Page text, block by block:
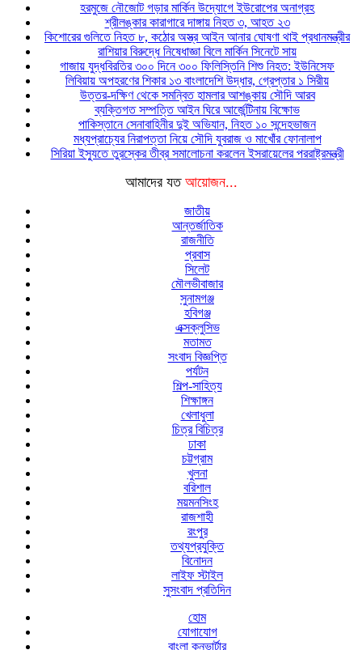
হরমুজে নৌজোট গড়ার মার্কিন উদ্যোগে ইউরোপের অনাগ্রহ
শ্রীলঙ্কার কারাগারে দাঙ্গায় নিহত ৩, আহত ২৩
কিশোরের গুলিতে নিহত ৮, কঠোর অস্ত্র আইন আনার ঘোষণা থাই প্রধানমন্ত্রীর
রাশিয়ার বিরুদ্ধে নিষেধাজ্ঞা বিলে মার্কিন সিনেটে সায়
গাজায় যুদ্ধবিরতির ৩০০ দিনে ৩০০ ফিলিস্তিনি শিশু নিহত: ইউনিসেফ
লিবিয়ায় অপহরণের শিকার ১৩ বাংলাদেশি উদ্ধার, গ্রেপ্তার ১ সিরীয়
উত্তর-দক্ষিণ থেকে সমন্বিত হামলার আশঙ্কায় সৌদি আরব
ব্যক্তিগত সম্পত্তি আইন ঘিরে আর্জেন্টিনায় বিক্ষোভ
পাকিস্তানে সেনাবাহিনীর দুই অভিযান, নিহত ১০ সন্দেহভাজন
মধ্যপ্রাচ্যের নিরাপত্তা নিয়ে সৌদি যুবরাজ ও মাখোঁর ফোনালাপ
সিরিয়া ইস্যুতে তুরস্কের তীব্র সমালোচনা করলেন ইসরায়েলের পররাষ্ট্রমন্ত্রী
আমাদের যত আয়োজন...
জাতীয়
আন্তর্জাতিক
রাজনীতি
প্রবাস
সিলেট
মৌলভীবাজার
সুনামগঞ্জ
হবিগঞ্জ
এক্সক্লুসিভ
মতামত
সংবাদ বিজ্ঞপ্তি
পর্যটন
শিল্প-সাহিত্য
শিক্ষাঙ্গন
খেলাধুলা
চিত্র বিচিত্র
ঢাকা
চট্টগ্রাম
খুলনা
বরিশাল
ময়মনসিংহ
রাজশাহী
রংপুর
তথ্যপ্রযুক্তি
বিনোদন
লাইফ স্টাইল
সুসংবাদ প্রতিদিন
হোম
যোগাযোগ
বাংলা কনভার্টার